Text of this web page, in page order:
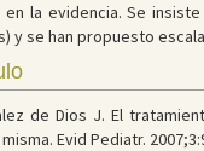
en la evidencia. Se
y se han propuesto
de Dios J. El
Evid Pediatr.